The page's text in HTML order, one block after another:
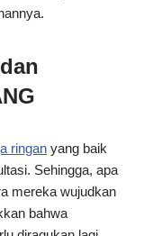
ringan yang baik
Sehingga, apa
mereka wujudkan
bahwa